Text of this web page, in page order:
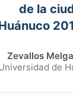
de la
Zevallos
de